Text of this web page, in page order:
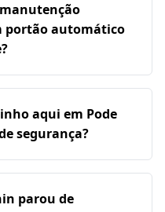
portão automático
aqui em Pode
segurança?
parou de